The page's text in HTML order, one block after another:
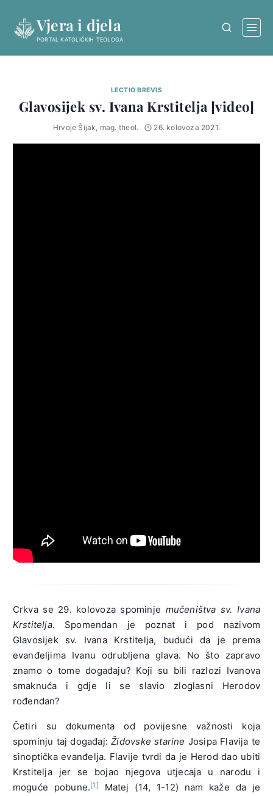
content
Vjera i djela
PORTAL KATOLIČKIH TEOLOGA
LECTIO BREVIS
Glavosijek sv. Ivana Krstitelja [video]
Hrvoje Šijak, mag. theol. 26. kolovoza 2021.
Crkva se 29. kolovoza spominje mučeništva sv. Ivana
Krstitelja. Spomendan je poznat i pod nazivom
Glavosijek sv. Ivana Krstitelja, budući da je prema
evanđeljima Ivanu odrubljena glava. No što zapravo
znamo o tome događaju? Koji su bili razlozi Ivanova
smaknuća i gdje li se slavio zloglasni Herodov
rođendan?
Četiri su dokumenta od povijesne važnosti koja
spominju taj događaj:Židovske starine Josipa Flavija te
sinoptička evanđelja. Flavije tvrdi da je Herod dao ubiti
Krstitelja jer se bojao njegova utjecaja u narodu i
moguće pobune.[1]
Matej (14, 1-12) nam kaže da je